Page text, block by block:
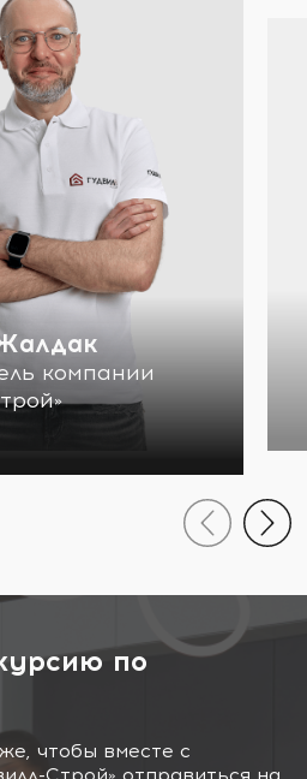
компании
по
чтобы вместе с